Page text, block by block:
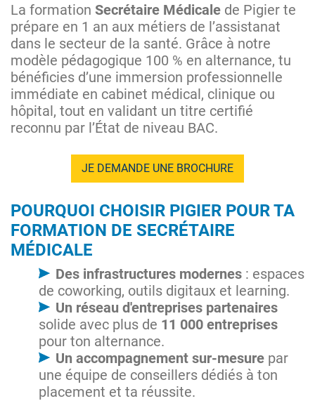
La formation Secrétaire Médicale de Pigier te
prépare en 1 an aux métiers de l’assistanat
dans le secteur de la santé. Grâce à notre
modèle pédagogique 100 % en alternance, tu
bénéficies d’une immersion professionnelle
immédiate en cabinet médical, clinique ou
hôpital, tout en validant un titre certifié
reconnu par l’État de niveau BAC.
JE DEMANDE UNE BROCHURE
POURQUOI CHOISIR PIGIER POUR TA
FORMATION DE SECRÉTAIRE
MÉDICALE
Des infrastructures modernes : espaces
de coworking, outils digitaux et learning.
Un réseau d'entreprises partenaires
solide avec plus de 11 000 entreprises
pour ton alternance.
Un accompagnement sur-mesure par
une équipe de conseillers dédiés à ton
placement et ta réussite.